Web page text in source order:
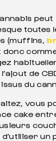
toutes
(muffins,
de
du
vous
cake
un